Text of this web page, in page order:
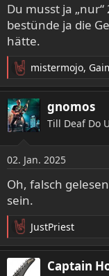
Du musst ja
bestünde ja die
hätte.
R
e
a
k
t
n
e
n
:
mistermojo,
gnomos
Till Deaf Do
02. Jan. 2025
Oh, falsch
sein.
R
e
a
k
JustPriest
Captain